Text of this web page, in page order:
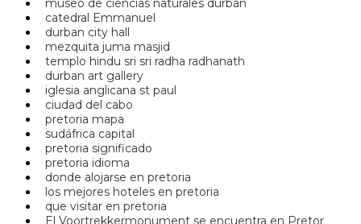
museo de ciencias naturales durban
catedral Emmanuel
durban city hall
mezquita juma masjid
templo hindu sri sri radha radhanath
durban art gallery
iglesia anglicana st paul
ciudad del cabo
pretoria mapa
sudáfrica capital
pretoria significado
pretoria idioma
donde alojarse en pretoria
los mejores hoteles en pretoria
que visitar en pretoria
El Voortrekkermonument se encuentra en Pretor